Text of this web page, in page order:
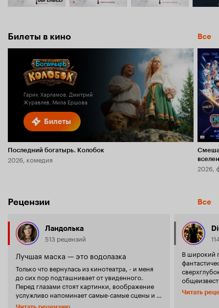
Билеты в кино Все
Билеты
Гарик Харламов, Дмитрий
Журавлев, Мила Ершова
Последний богатырь. Колобок
2026, комедия
2026,
Рецензии Все
Ландолька
513 рецензий
Лучшая маска — это водолазка
Только что вернулась из кинотеатра, - и меня
до сих пор подташнивает от увиденного.
Перед глазами стоят картинки, воображение
услужливо напоминает самые-самые сцены и в
голове лишь один вопрос - Зачем? Зачем я это
В широкий
от города
Читать